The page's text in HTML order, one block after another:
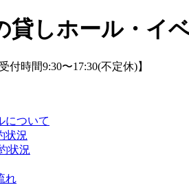
貸しホール・イ
受付時間9:30〜17:30(不定休)】
について
状況
状況
れ